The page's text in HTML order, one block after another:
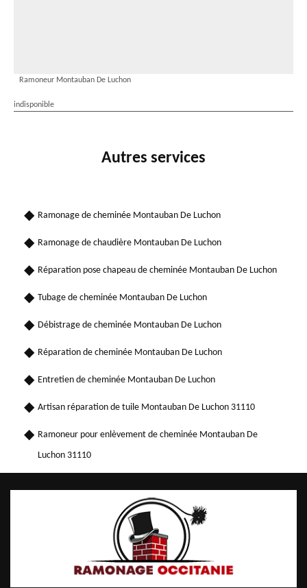
Ramoneur Montauban De Luchon
indisponible
Autres services
Ramonage de cheminée Montauban De Luchon
Ramonage de chaudière Montauban De Luchon
Réparation pose chapeau de cheminée Montauban De Luchon
Tubage de cheminée Montauban De Luchon
Débistrage de cheminée Montauban De Luchon
Réparation de cheminée Montauban De Luchon
Entretien de cheminée Montauban De Luchon
Artisan réparation de tuile Montauban De Luchon 31110
Ramoneur pour enlèvement de cheminée Montauban De
Luchon 31110